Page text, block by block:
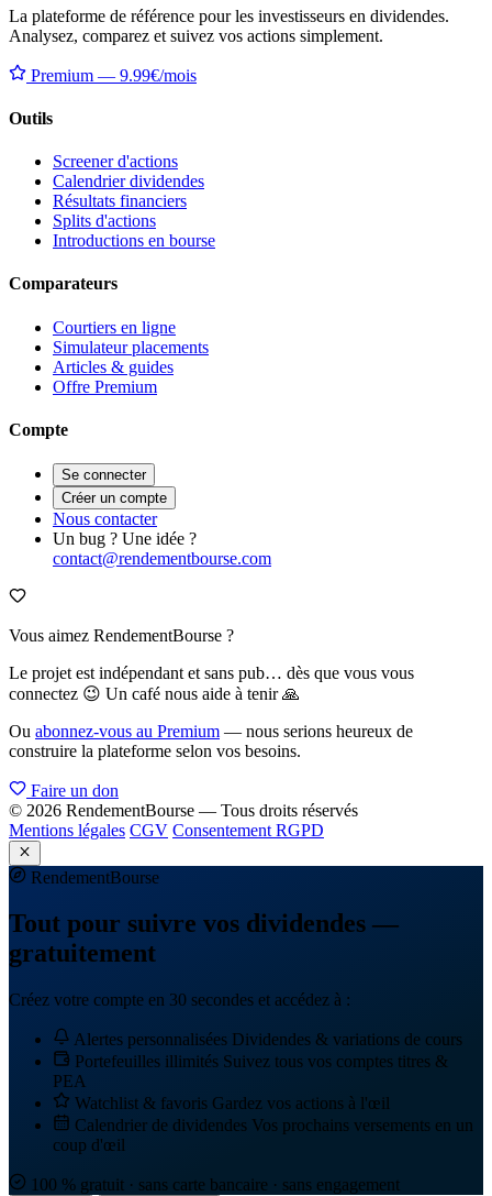
La plateforme de référence pour les investisseurs en dividendes.
Analysez, comparez et suivez vos actions simplement.
Premium — 9.99€/mois
Outils
Screener d'actions
Calendrier dividendes
Résultats financiers
Splits d'actions
Introductions en bourse
Comparateurs
Courtiers en ligne
Simulateur placements
Articles & guides
Offre Premium
Compte
Se connecter
Créer un compte
Nous contacter
Un bug ? Une idée ?
contact@rendementbourse.com
Vous aimez RendementBourse ?
Le projet est indépendant et sans pub… dès que vous vous
connectez 😉 Un café nous aide à tenir 🙏
Ou abonnez-vous au Premium — nous serions heureux de
construire la plateforme selon vos besoins.
Faire un don
© 2026 RendementBourse — Tous droits réservés
Mentions légales CGV Consentement RGPD
RendementBourse
Tout pour suivre vos dividendes —
gratuitement
Créez votre compte en 30 secondes et accédez à :
Alertes personnalisées Dividendes & variations de cours
Portefeuilles illimités Suivez tous vos comptes titres &
PEA
Watchlist & favoris Gardez vos actions à l'œil
Calendrier de dividendes Vos prochains versements en un
coup d'œil
100 % gratuit · sans carte bancaire · sans engagement